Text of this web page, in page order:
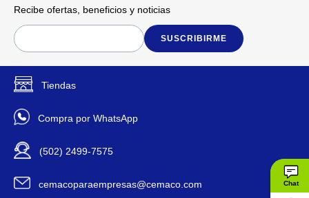
Recibe ofertas, beneficios y noticias
SUSCRIBIRME
Tiendas
Compra por WhatsApp
(502) 2499-7575
cemacoparaempresas@cemaco.com Chat